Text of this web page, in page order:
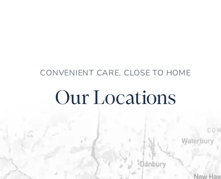
CONVENIENT CARE, CLOSE TO HOME
Our Locations